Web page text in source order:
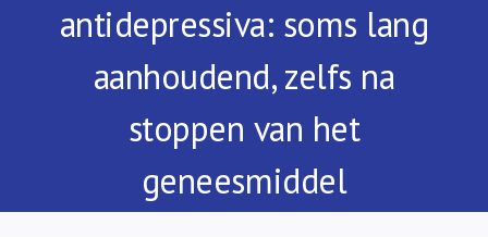
Publicaties
antidepressiva: soms lang
aanhoudend, zelfs na
stoppen van het
geneesmiddel